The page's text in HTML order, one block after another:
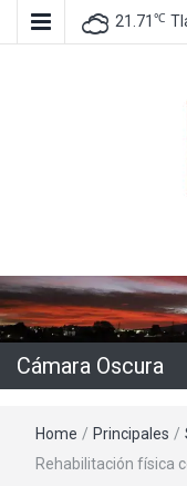
21.71 ℃
Cámara Oscura
Home / Principales /
Rehabilitación física